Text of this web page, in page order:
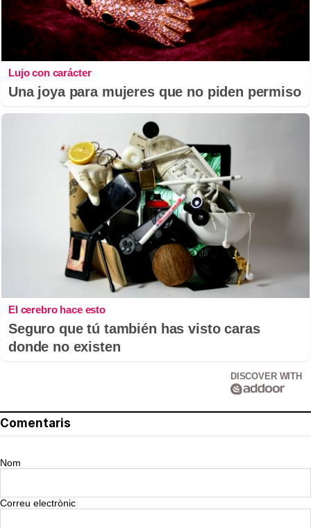
Lujo con carácter
Una joya para mujeres que no piden permiso
El cerebro hace esto
Seguro que tú también has visto caras
donde no existen
DISCOVER WITH
Comentaris
Nom
Correu electrònic